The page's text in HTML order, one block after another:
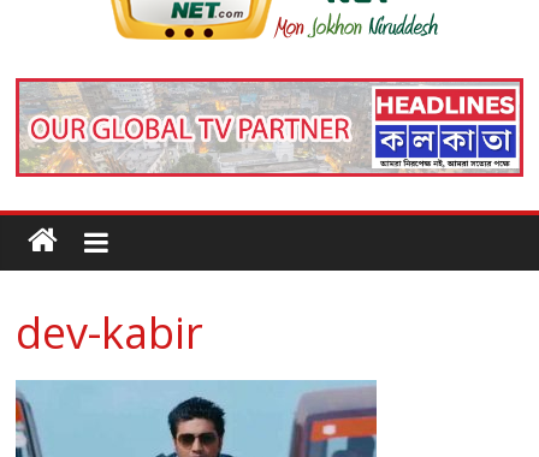
dev-kabir